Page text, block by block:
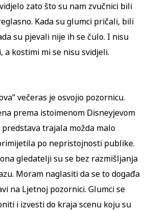
zato što su nam zvučnici bili
Kada su glumci pričali, bili
su pjevali nije ih se čulo. I nisu
a kostimi mi se nisu svidjeli.
večeras je osvojio pozornicu.
prema istoimenom Disneyjevom
trajala možda malo
po nepristojnosti publike.
gledatelji su se bez razmišljanja
Moram naglasiti da se to događa
na Ljetnoj pozornici. Glumci se
i izvesti do kraja scenu koju su